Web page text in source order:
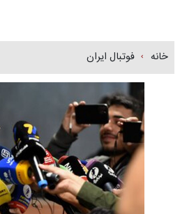
خانه فوتبال ایران